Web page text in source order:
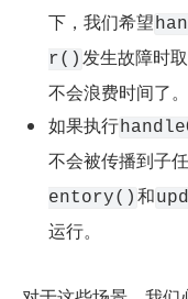
下，我们希望
r() 发生故障时
不会浪费时间了。
如果执行
不会被传播到子
entory() 和
运行。